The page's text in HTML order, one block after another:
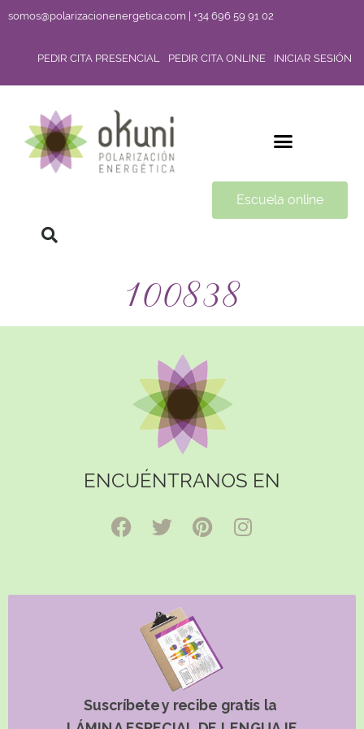
somos@polarizacionenergetica.com | +34 696 59 91 02
PEDIR CITA PRESENCIAL PEDIR CITA ONLINE INICIAR SESIÓN
Escuela online
100838
ENCUÉNTRANOS EN
Suscríbete y recibe gratis la